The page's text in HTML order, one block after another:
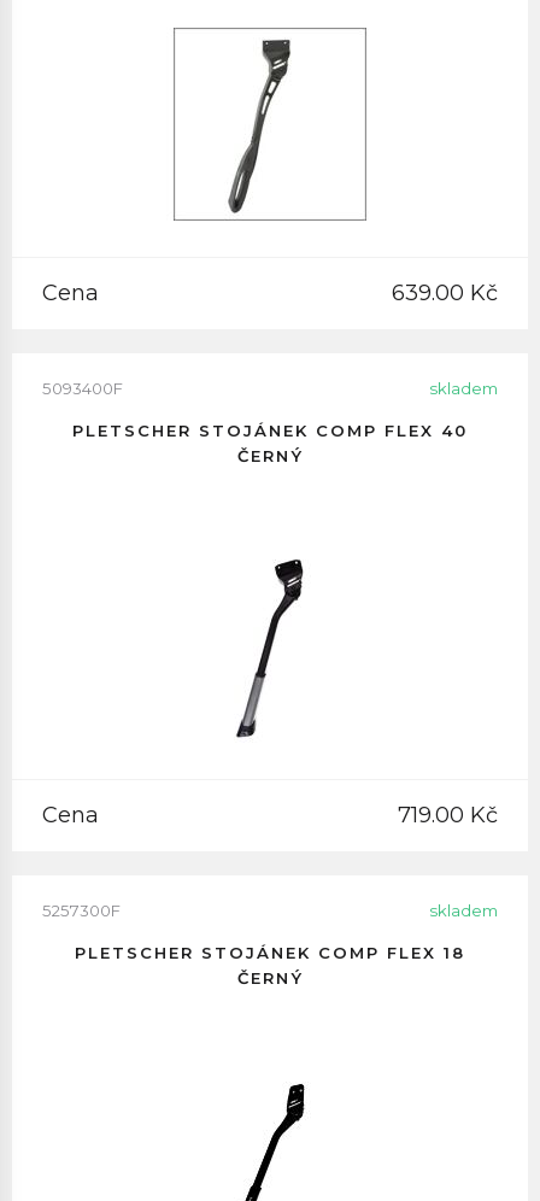
Cena 639.00 Kč
5093400F skladem
PLETSCHER STOJÁNEK COMP FLEX 40
ČERNÝ
Cena 719.00 Kč
5257300F skladem
PLETSCHER STOJÁNEK COMP FLEX 18
ČERNÝ